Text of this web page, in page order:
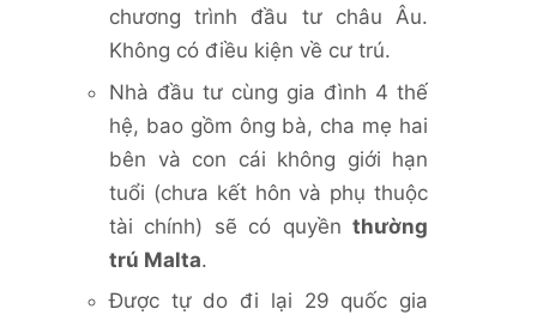
chương trình đầu tư châu Âu.
Không có điều kiện về cư trú.
Nhà đầu tư cùng gia đình 4 thế
hệ, bao gồm ông bà, cha mẹ hai
bên và con cái không giới hạn
tuổi (chưa kết hôn và phụ thuộc
tài chính) sẽ có quyền thường
trú Malta.
Được tự do đi lại 29 quốc gia